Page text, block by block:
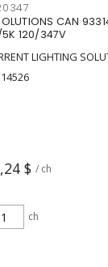
CAN
120/347V
LIGHTING
$ / ch
ch